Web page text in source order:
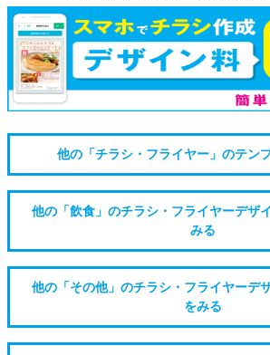
他の「チラシ・フライヤー」のテン
他の「飲食」のチラシ・フライヤーデザ
みる
他の「その他」のチラシ・フライヤーデ
をみる